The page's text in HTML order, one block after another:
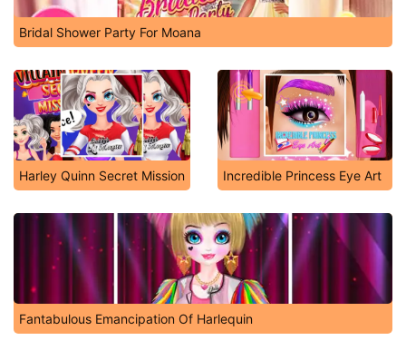
Bridal Shower Party For Moana
Harley Quinn Secret Mission Incredible Princess Eye Art
Fantabulous Emancipation Of Harlequin